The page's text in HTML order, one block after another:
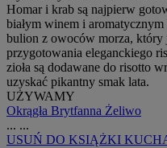
Homar i krab są najpierw
białym winem i
bulion z owoców morza, który
przygotowania eleganckiego
zioła są dodawane do risotto
uzyskać pikantny smak lata.
UŻYWAMY
Okrągła Brytfanna Żeliwo
... ...
USUŃ DO KSIĄŻKI